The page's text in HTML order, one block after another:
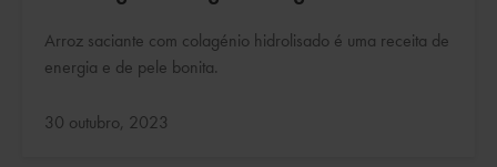
Arroz saciante com colagénio hidrolisado é uma receita de
energia e de pele bonita.
Atualizado:
30 outubro, 2023